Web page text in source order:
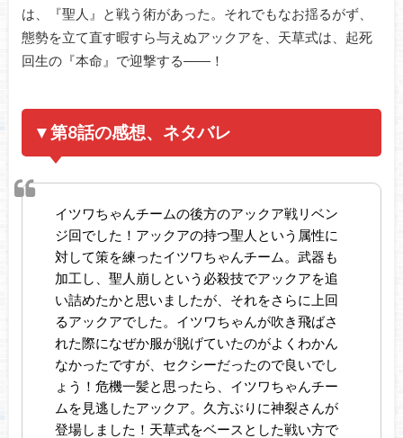
は、『聖人』と戦う術があった。それでもなお揺るがず、
態勢を立て直す暇すら与えぬアックアを、天草式は、起死
回生の『本命』で迎撃する――！
▼第8話の感想、ネタバレ
イツワちゃんチームの後方のアックア戦リベン
ジ回でした！アックアの持つ聖人という属性に
対して策を練ったイツワちゃんチーム。武器も
加工し、聖人崩しという必殺技でアックアを追
い詰めたかと思いましたが、それをさらに上回
るアックアでした。イツワちゃんが吹き飛ばさ
れた際になぜか服が脱げていたのがよくわかん
なかったですが、セクシーだったので良いでし
ょう！危機一髪と思ったら、イツワちゃんチー
ムを見逃したアックア。久方ぶりに神裂さんが
登場しました！天草式をベースとした戦い方で